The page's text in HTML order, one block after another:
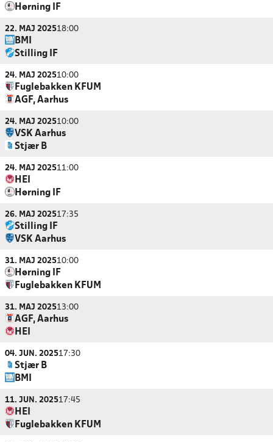
Hørning IF
22. MAJ 202518:00
BMI
Stilling IF
24. MAJ 202510:00
Fuglebakken KFUM
AGF, Aarhus
24. MAJ 202510:00
VSK Aarhus
Stjær B
24. MAJ 202511:00
HEI
Hørning IF
26. MAJ 202517:35
Stilling IF
VSK Aarhus
31. MAJ 202510:00
Hørning IF
Fuglebakken KFUM
31. MAJ 202513:00
AGF, Aarhus
HEI
04. JUN. 202517:30
Stjær B
BMI
11. JUN. 202517:45
HEI
Fuglebakken KFUM